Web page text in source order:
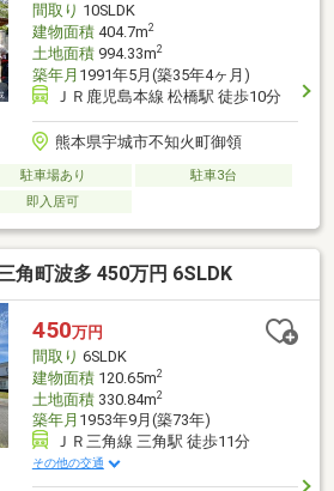
間取り 10SLDK
建物面積404.7m2
土地面積994.33m2
築年月 1991年5月(築35年4ヶ月)
ＪＲ鹿児島本線 松橋駅 徒歩10分
熊本県宇城市不知火町御領
駐車場あり
駐車3台
即入居可
角町波多 450万円 6SLDK
450万円
間取り 6SLDK
建物面積120.65m2
土地面積330.84m2
築年月 1953年9月(築73年)
ＪＲ三角線 三角駅 徒歩11分
その他の交通